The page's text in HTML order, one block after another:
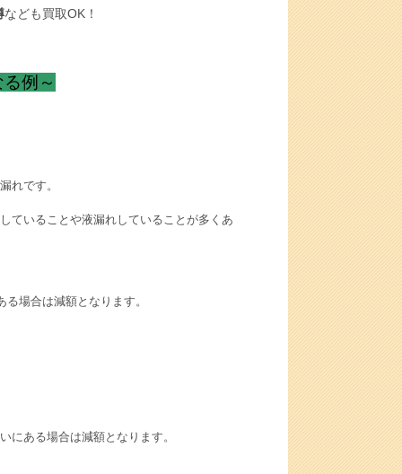
なども買取OK！
例～
れです。
ていることや液漏れしていることが多くあ
場合は減額となります。
にある場合は減額となります。